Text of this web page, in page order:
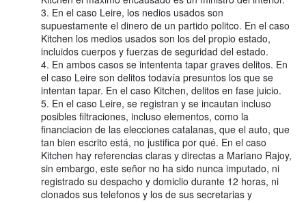
3. En el caso Leire, los nedios usados son
supuestamente el dinero de un partido politco. En el caso
Kitchen los medios usados son los del propio estado,
incluidos cuerpos y fuerzas de seguridad del estado.
4. En ambos casos se intententa tapar graves delitos. En
el caso Leire son delitos todavía presuntos los que se
intentan tapar. En el caso Kitchen, delitos en fase juicio.
5. En el caso Leire, se registran y se incautan incluso
posibles filtraciones, incluso elementos, como la
financiacion de las elecciones catalanas, que el auto, que
tan bien escrito está, no justifica por qué. En el caso
Kitchen hay referencias claras y directas a Mariano Rajoy,
sin embargo, este señor no ha sido nunca imputado, ni
registrado su despacho y domiclio durante 12 horas, ni
clonados sus telefonos y los de sus secretarias y